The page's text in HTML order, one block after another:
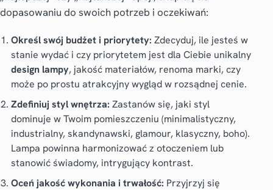
dopasowaniu do swoich potrzeb i oczekiwań:
Określ swój budżet i priorytety: Zdecyduj, ile jesteś w
stanie wydać i czy priorytetem jest dla Ciebie unikalny
design lampy, jakość materiałów, renoma marki, czy
może po prostu atrakcyjny wygląd w rozsądnej cenie.
Zdefiniuj styl wnętrza: Zastanów się, jaki styl
dominuje w Twoim pomieszczeniu (minimalistyczny,
industrialny, skandynawski, glamour, klasyczny, boho).
Lampa powinna harmonizować z otoczeniem lub
stanowić świadomy, intrygujący kontrast.
Oceń jakość wykonania i trwałość: Przyjrzyj się